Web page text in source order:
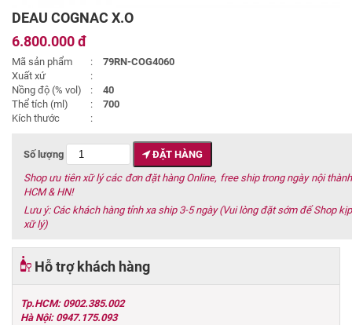
DEAU COGNAC X.O
6.800.000 đ
Mã sản phẩm :
79RN-COG4060
Xuất xứ
:
Nồng độ (% vol)
:
40
Thể tích (ml)
:
700
Kích thước
:
Số lượng
ĐẶT HÀNG
Shop ưu tiên xữ lý các đơn đặt hàng Online, free ship trong ngày nội thành
HCM & HN!
Lưu ý: Các khách hàng tỉnh xa ship 3-5 ngày (Vui lòng đặt sớm để Shop kịp
xữ lý)
Hỗ trợ khách hàng
Tp.HCM: 0902.385.002
Hà Nội: 0947.175.093